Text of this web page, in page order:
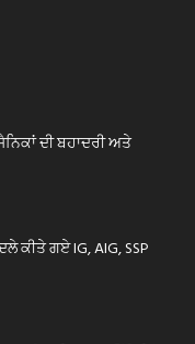
ਦੀ ਬਹਾਦਰੀ ਅਤੇ
ਕੀਤੇ ਗਏ IG, AIG, SSP